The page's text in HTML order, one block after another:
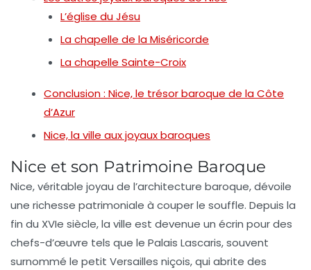
L’église du Jésu
La chapelle de la Miséricorde
La chapelle Sainte-Croix
Conclusion : Nice, le trésor baroque de la Côte
d’Azur
Nice, la ville aux joyaux baroques
Nice et son Patrimoine Baroque
Nice, véritable joyau de l’architecture baroque, dévoile
une richesse patrimoniale à couper le souffle. Depuis la
fin du XVIe siècle, la ville est devenue un écrin pour des
chefs-d’œuvre tels que le Palais Lascaris, souvent
surnommé le petit Versailles niçois, qui abrite des